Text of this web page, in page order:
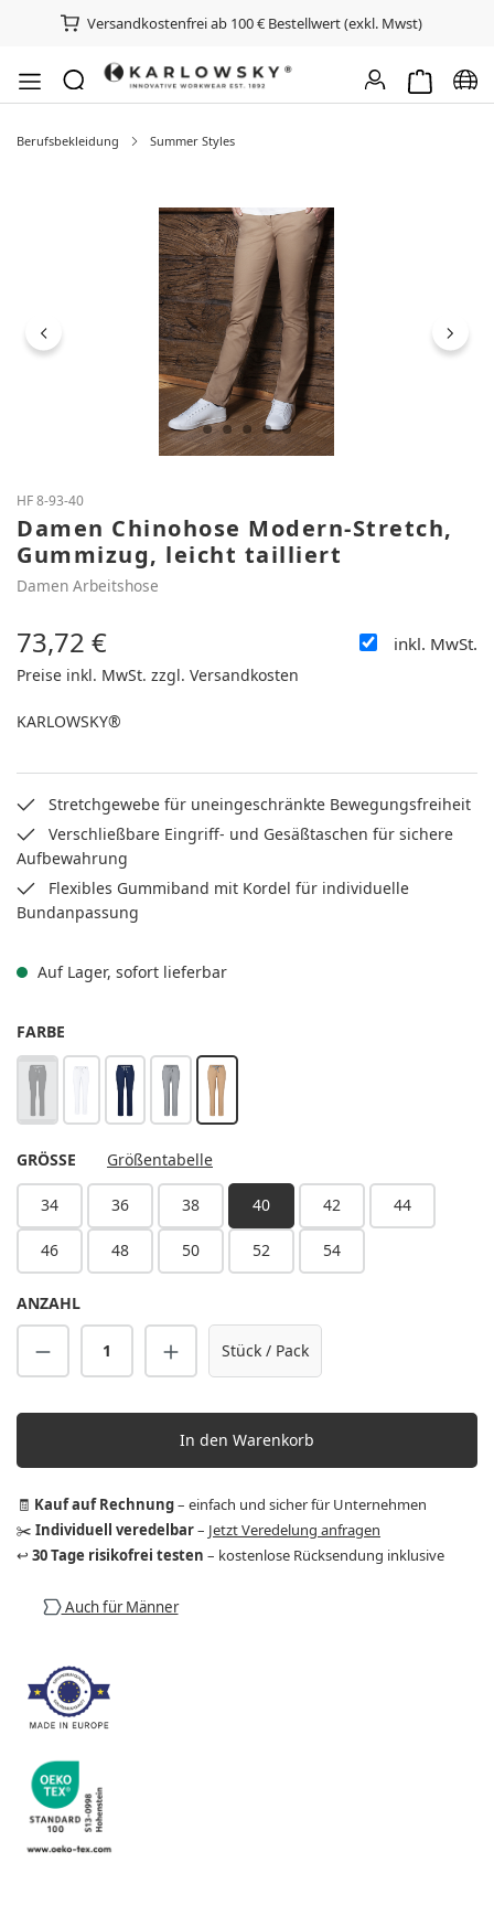
Versandkostenfrei ab 100 € Bestellwert (exkl. Mwst)
Berufsbekleidung Summer Styles
Bildergalerie überspringen
HF 8-93-40
Damen Chinohose Modern-Stretch,
Gummizug, leicht tailliert
Damen Arbeitshose
Regulärer Preis:
73,72 € inkl. MwSt.
Preise inkl. MwSt. zzgl. Versandkosten
KARLOWSKY®
Stretchgewebe für uneingeschränkte Bewegungsfreiheit
Verschließbare Eingriff- und Gesäßtaschen für sichere
Aufbewahrung
Flexibles Gummiband mit Kordel für individuelle
Bundanpassung
Auf Lager, sofort lieferbar
FARBE
schwarz
(Diese Option ist zurzeit nicht verfügbar.)
marine stahlgrausahara
GRÖSSE AUSWÄHLEN
Größentabelle
34 36 38 40 42 44
46 48 50 52 54
ANZAHL
Produkt Anzahl: Gib den gewünschten
Stück / Pack
In den Warenkorb
🧾 Kauf auf Rechnung– einfach und sicher für Unternehmen
✂️ Individuell veredelbar– Jetzt Veredelung anfragen
↩️ 30 Tage risikofrei testen – kostenlose Rücksendung inklusive
Auch für Männer